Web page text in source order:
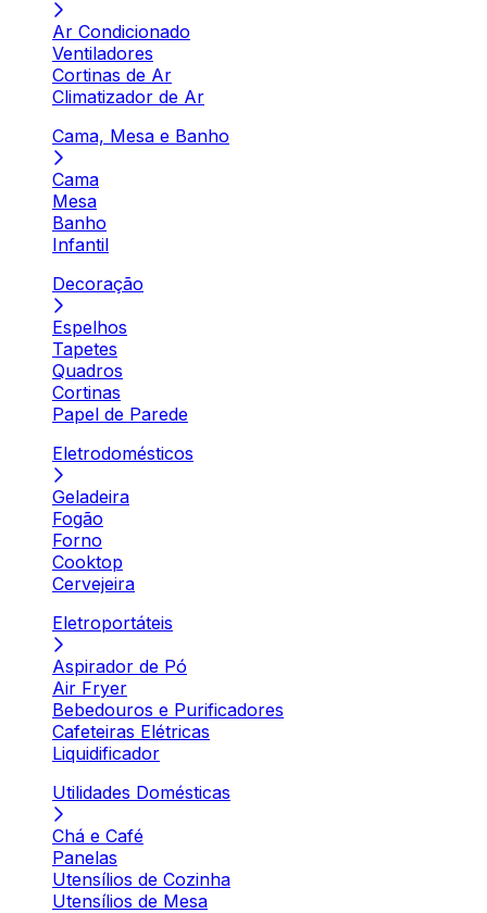
Ar Condicionado
Ventiladores
Cortinas de Ar
Climatizador de Ar
Cama, Mesa e Banho
Cama
Mesa
Banho
Infantil
Decoração
Espelhos
Tapetes
Quadros
Cortinas
Papel de Parede
Eletrodomésticos
Geladeira
Fogão
Forno
Cooktop
Cervejeira
Eletroportáteis
Aspirador de Pó
Air Fryer
Bebedouros e Purificadores
Cafeteiras Elétricas
Liquidificador
Utilidades Domésticas
Chá e Café
Panelas
Utensílios de Cozinha
Utensílios de Mesa